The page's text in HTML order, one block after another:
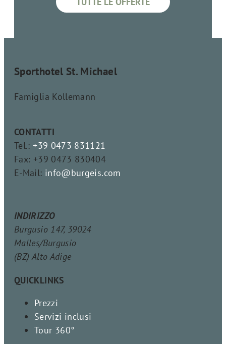
Sporthotel St. Michael
Famiglia Köllemann
CONTATTI
Tel.:+39 0473 831121
Fax: +39 0473 830404
E-Mail: info@burgeis.com
INDIRIZZO
Burgusio 147, 39024
Malles/Burgusio
(BZ) Alto Adige
QUICKLINKS
Prezzi
Servizi inclusi
Tour 360°